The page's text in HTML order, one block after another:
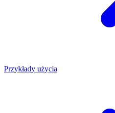
Przykłady użycia